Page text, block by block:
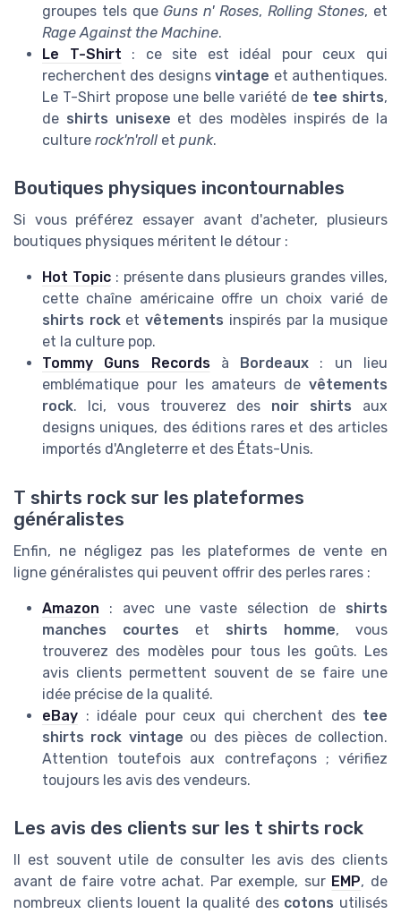
groupes tels que Guns n' Roses, Rolling Stones, et
Rage Against the Machine.
Le T-Shirt : ce site est idéal pour ceux qui
recherchent des designsvintage et authentiques.
Le T-Shirt propose une belle variété de tee shirts,
de shirts unisexe et des modèles inspirés de la
culture rock'n'roll et punk.
Boutiques physiques incontournables
Si vous préférez essayer avant d'acheter, plusieurs
boutiques physiques méritent le détour :
Hot Topic: présente dans plusieurs grandes villes,
cette chaîne américaine offre un choix varié de
shirts rocketvêtements inspirés par la musique
et la culture pop.
Tommy Guns Recordsà Bordeaux : un lieu
emblématique pour les amateurs de vêtements
rock. Ici, vous trouverez des noir shirts aux
designs uniques, des éditions rares et des articles
importés d'Angleterre et des États-Unis.
T shirts rock sur les plateformes
généralistes
Enfin, ne négligez pas les plateformes de vente en
ligne généralistes qui peuvent offrir des perles rares :
Amazon : avec une vaste sélection de shirts
manches courtes et shirts homme, vous
trouverez des modèles pour tous les goûts. Les
avis clients permettent souvent de se faire une
idée précise de la qualité.
eBay : idéale pour ceux qui cherchent des tee
shirts rock vintage ou des pièces de collection.
Attention toutefois aux contrefaçons ; vérifiez
toujours les avis des vendeurs.
Les avis des clients sur les t shirts rock
Il est souvent utile de consulter les avis des clients
avant de faire votre achat. Par exemple, sur EMP, de
nombreux clients louent la qualité des cotons utilisés